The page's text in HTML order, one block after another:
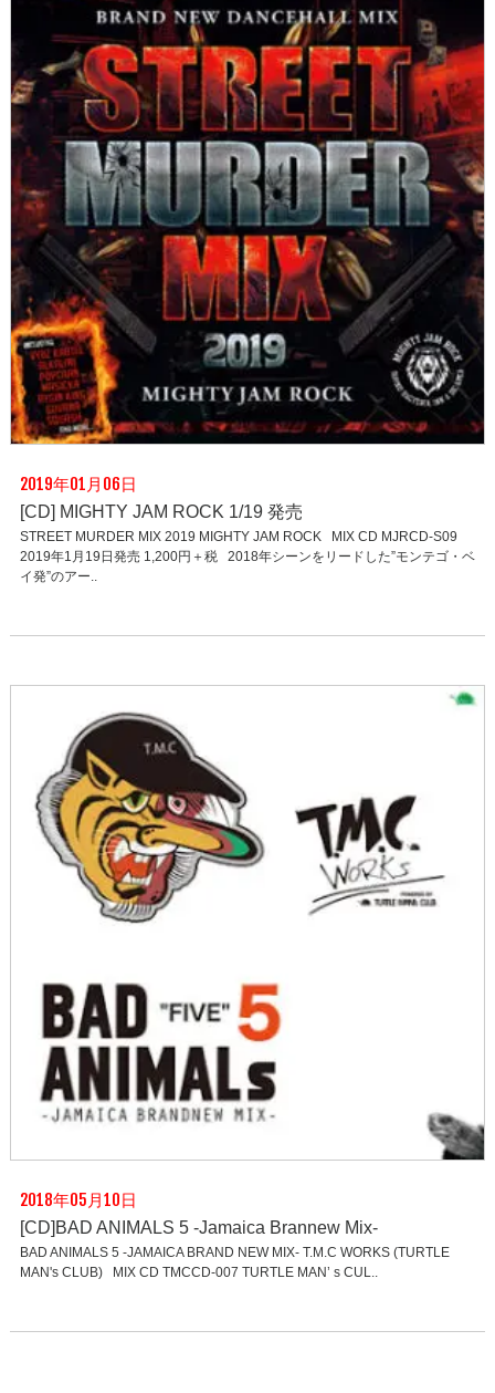
2019年01月06日
[CD] MIGHTY JAM ROCK 1/19 発売
STREET MURDER MIX 2019 MIGHTY JAM ROCK MIX CD MJRCD-S09
2019年1月19日発売 1,200円＋税 2018年シーンをリードした”モンテゴ・ベ
イ発”のアー..
2018年05月10日
[CD]BAD ANIMALS 5 -Jamaica Brannew Mix-
BAD ANIMALS 5 -JAMAICA BRAND NEW MIX- T.M.C WORKS (TURTLE
MAN's CLUB) MIX CD TMCCD-007 TURTLE MAN’ s CUL..